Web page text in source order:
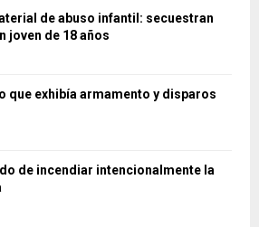
de abuso infantil: secuestran
joven de 18 años
que exhibía armamento y disparos
de incendiar intencionalmente la